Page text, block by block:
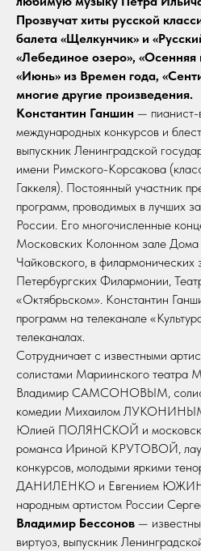
Прозвучат хиты русской
балета «Щелкунчик» и
«Лебединое озеро», «Осенняя
«Июнь» из Времен года,
многие другие произведения.
Константин Ганшин — пианист-
международных конкурсов и
выпускник Ленинградской
имени Римского-Корсакова
Гаккеля). Постоянный участник
программ, проводимых в лучших
России. Его многочисленные
Московских Колонном зале
Чайковского, в филармонических
Петербургских Филармонии,
«Октябрьском». Константин
программ на телеканале
телеканалах.
Сотрудничает с известными
солистами Мариинского
Владимир САМСОНОВЫМ,
комедии Михаилом ЛУКОНИНЫМ,
Юлией ПОЛЯНСКОЙ и
романса Ириной КРУТОВОЙ,
конкурсов, молодыми яркими
ДАНИЛЕНКО и Евгением
народным артистом России
Владимир Бессонов —
виртуоз, выпускник